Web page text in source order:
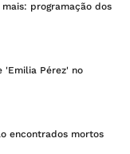
mais: programação dos
'Emilia Pérez' no
encontrados mortos